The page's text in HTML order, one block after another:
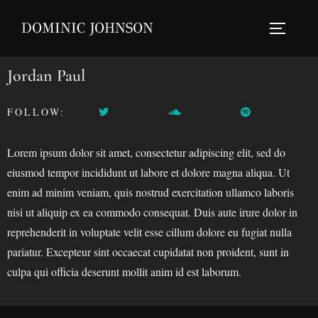
DOMINIC JOHNSON
Jordan Paul
FOLLOW:
Lorem ipsum dolor sit amet, consectetur adipiscing elit, sed do
eiusmod tempor incididunt ut labore et dolore magna aliqua. Ut
enim ad minim veniam, quis nostrud exercitation ullamco laboris
nisi ut aliquip ex ea commodo consequat. Duis aute irure dolor in
reprehenderit in voluptate velit esse cillum dolore eu fugiat nulla
pariatur. Excepteur sint occaecat cupidatat non proident, sunt in
culpa qui officia deserunt mollit anim id est laborum.